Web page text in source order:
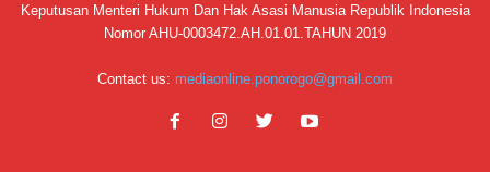
Keputusan Menteri Hukum Dan Hak Asasi Manusia Republik Indonesia
Nomor AHU-0003472.AH.01.01.TAHUN 2019
Contact us: mediaonline.ponorogo@gmail.com